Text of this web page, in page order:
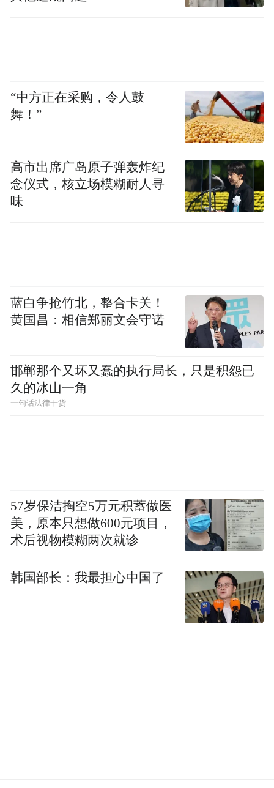
“中方正在采购，令人鼓
舞！”
高市出席广岛原子弹轰炸纪
念仪式，核立场模糊耐人寻
味
蓝白争抢竹北，整合卡关！
黄国昌：相信郑丽文会守诺
邯郸那个又坏又蠢的执行局长，只是积怨已
久的冰山一角
一句话法律干货
57岁保洁掏空5万元积蓄做医
美，原本只想做600元项目，
术后视物模糊两次就诊
韩国部长：我最担心中国了